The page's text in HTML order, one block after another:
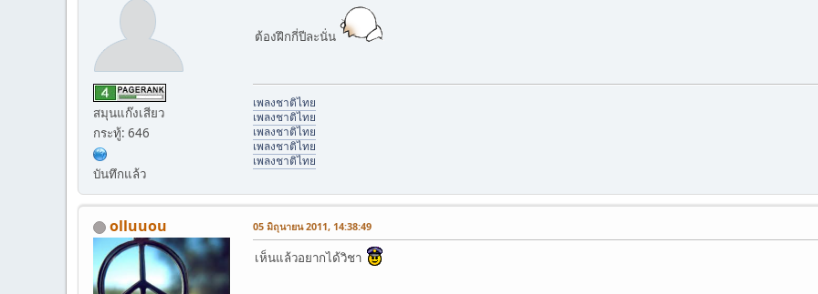
สมุนแก๊งเสียว
กระทู้: 646
บันทึกแล้ว
ต้องฝึกกี่ปีละนั่น
เพลงชาติไทย
เพลงชาติไทย
เพลงชาติไทย
เพลงชาติไทย
เพลงชาติไทย
olluuou 05 มิถุนายน 2011, 14:38:49
เห็นแล้วอยากได้วิชา